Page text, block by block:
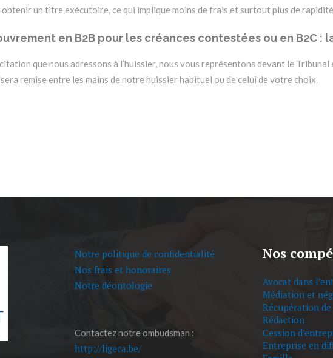
un titre exécutoire, ce qui implique moins de frais et surtout plus de
en B2B pour les créances contestées ou en B2C :
que nous adressons à l’huissier, nous vous représentons devant le
remise entre les mains de notre huissier habituel ou de celui de votre choix.
Notre politique de confidentialité
Nos frais et honoraires
Notre déontologie
Contactez notre ombudsman :
http://ligeca.be/
Nos
Avocat dans
Médiation et
Récupération de
Rédaction
Cession
Entreprise en